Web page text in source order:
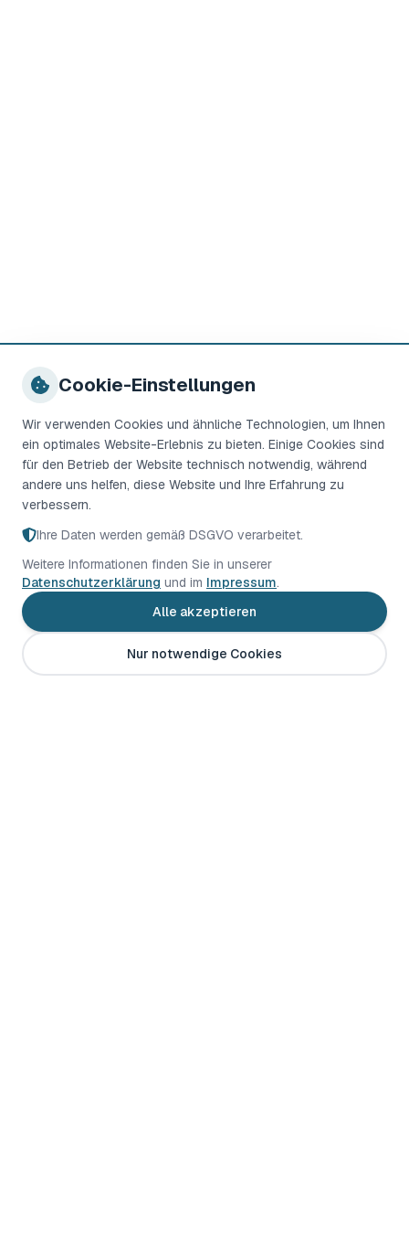
Cookie-Einstellungen
Wir verwenden Cookies und ähnliche Technologien, um Ihnen
ein optimales Website-Erlebnis zu bieten. Einige Cookies sind
für den Betrieb der Website technisch notwendig, während
andere uns helfen, diese Website und Ihre Erfahrung zu
verbessern.
Ihre Daten werden gemäß DSGVO verarbeitet.
Weitere Informationen finden Sie in unserer
Datenschutzerklärung und im Impressum.
Alle akzeptieren
Nur notwendige Cookies